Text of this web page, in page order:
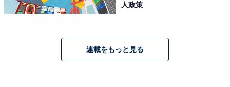
人政策
連載をもっと見る